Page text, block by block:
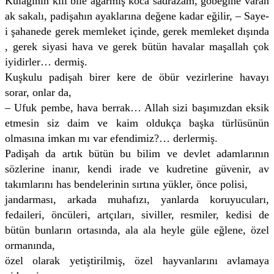
ak sakalı, padişahın ayaklarına değene kadar eğilir, – Saye-
i şahanede gerek memleket içinde, gerek memleket dışında
, gerek siyasi hava ve gerek bütün havalar maşallah çok
iyidirler… dermiş.
Kuşkulu padişah birer kere de öbür vezirlerine havayı
sorar, onlar da,
– Ufuk pembe, hava berrak… Allah sizi başımızdan eksik
etmesin siz daim ve kaim oldukça başka türlüsünün
olmasına imkan mı var efendimiz?… derlermiş.
Padişah da artık bütün bu bilim ve devlet adamlarının
sözlerine inanır, kendi irade ve kudretine güvenir, av
takımlarını has bendelerinin sırtına yükler, önce polisi,
jandarması, arkada muhafızı, yanlarda koruyucuları,
fedaileri, öncüleri, artçıları, siviller, resmiler, kedisi de
bütün bunların ortasında, ala ala heyle güle eğlene, özel
ormanında,
özel olarak yetiştirilmiş, özel hayvanlarını avlamaya